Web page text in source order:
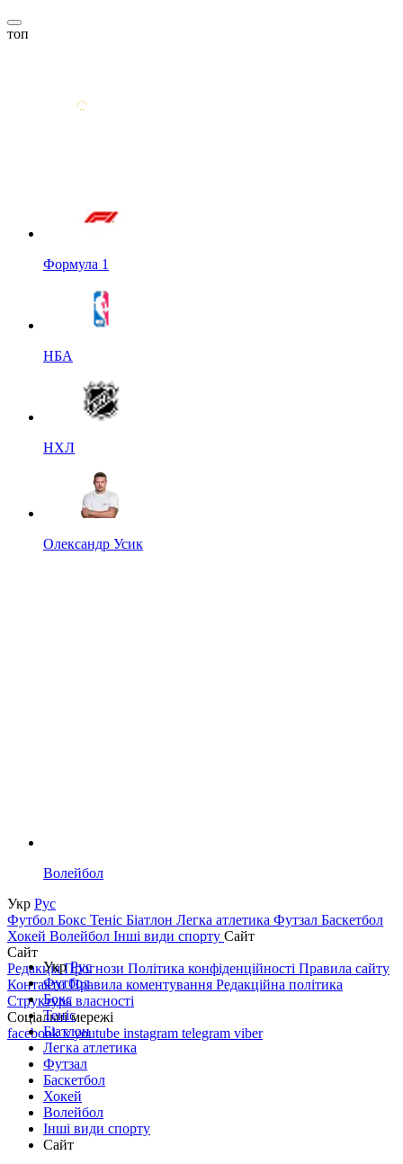
топ
Формула 1
НБА
НХЛ
Олександр Усик
Волейбол
Укр Рус
Футбол Бокс Теніс Біатлон Легка атлетика Футзал Баскетбол
Хокей Волейбол Інші види спорту Сайт
Сайт
РедакціяПрогнози Політика конфіденційності Правила сайту
КонтактиПравила коментування Редакційна політика
Структура власності
Соціальні мережі
facebookxyoutube instagram telegram viber
УкрРус
Футбол
Бокс
Теніс
Біатлон
Легка атлетика
Футзал
Баскетбол
Хокей
Волейбол
Інші види спорту
Сайт